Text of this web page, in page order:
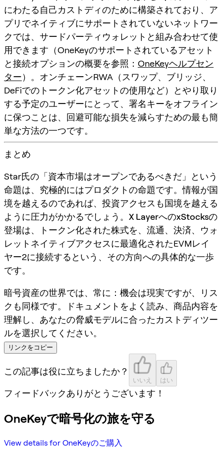
にわたる自己カストディのために構築されており、ア
プリでネイティブにサポートされていないネットワー
クでは、サードパーティウォレットと組み合わせて使
用できます（OneKeyのサポートされているアセット
と接続オプションの概要を参照： OneKeyヘルプセン
ター）。オンチェーンRWA（スワップ、ブリッジ、
DeFiでのトークン化アセットの使用など）とやり取り
する予定のユーザーにとって、署名キーをオフライン
に保つことは、回避可能な損失を減らすための最も簡
単な方法の一つです。
まとめ
Star氏の「資本市場はオープンであるべきだ」という
命題は、究極的にはプロダクトの命題です。情報が国
境を越えるのであれば、投資アクセスも国境を越える
ように圧力がかかるでしょう。 X LayerへのxStocksの
登場は、トークン化された株式を、流通、決済、ウォ
レットネイティブアクセスに最適化されたEVMレイ
ヤー2に接続するという、その方向への具体的な一歩
です。
暗号資産の世界では、常に：機会は現実ですが、リス
クも同様です。ドキュメントをよく読み、商品内容を
理解し、あなたの脅威モデルに合ったカストディツー
ルを選択してください。
リンクをコピー
この記事は役に立ちましたか？
いいえ はい
フィードバックありがとうございます！
OneKeyで暗号化の旅を守る
View details for OneKeyのご購入